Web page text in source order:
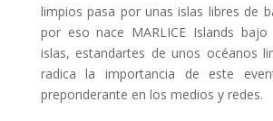
limpios pasa por unas islas libres de
por eso nace MARLICE Islands bajo
islas, estandartes de unos océanos
radica la importancia de este
preponderante en los medios y redes.